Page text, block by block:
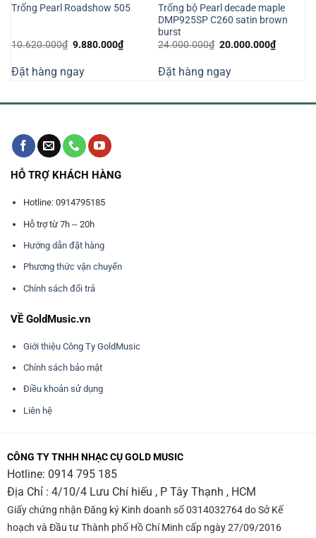
Trống Pearl Roadshow 505
10.620.000₫ Giá
10.620.000₫.
9.880.000₫Giá
hiện
9.880.000₫.
Đặt hàng ngay
Trống bộ Pearl decade maple
DMP925SP C260 satin brown
burst
24.000.000₫ Giá
24.000.000₫.
20.000.000₫Giá
hiện
Đặt hàng ngay
HỖ TRỢ KHÁCH HÀNG
Hotline: 0914795185
Hỗ trợ từ 7h -- 20h
Hướng dẫn đặt hàng
Phương thức vận chuyển
Chính sách đổi trả
VỀ GoldMusic.vn
Giới thiệu Công Ty GoldMusic
Chính sách bảo mật
Điều khoản sử dụng
Liên hệ
CÔNG TY TNHH NHẠC CỤ GOLD MUSIC
Hotline: 0914 795 185
Địa Chỉ : 4/10/4 Lưu Chí hiếu , P Tây Thạnh , HCM
Giấy chứng nhận Đăng ký Kinh doanh số 0314032764 do Sở Kế
hoạch và Đầu tư Thành phố Hồ Chí Minh cấp ngày 27/09/2016